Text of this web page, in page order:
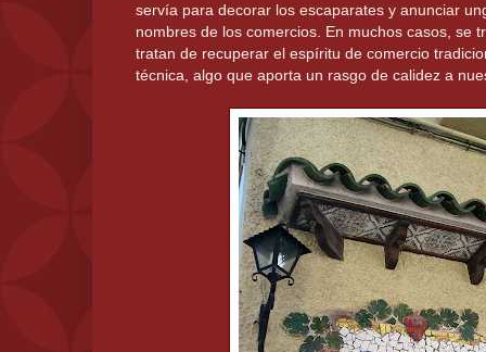
servía para decorar los escaparates y anunciar
nombres de los comercios. En muchos casos, se
tratan de recuperar el espíritu de comercio
técnica, algo que aporta un rasgo de calidez a